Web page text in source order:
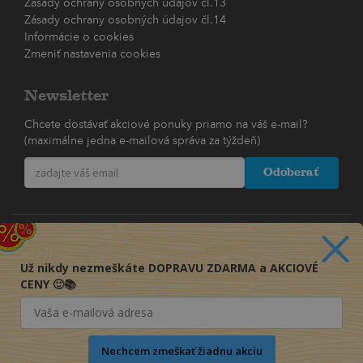
Zásady ochrany osobných údajov čl.13
Zásady ochrany osobných údajov čl.14
Informácie o cookies
Zmeniť nastavenia cookies
Newsletter
Chcete dostávať akciové ponuky priamo na váš e-mail?
(maximálne jedna e-mailová správa za týždeň)
Odoberať
Už nikdy nezmeškáte DOPRAVU ZDARMA a AKCIOVÉ
CENY 🙂📚
Nechcem zmeškať žiadnu akciu